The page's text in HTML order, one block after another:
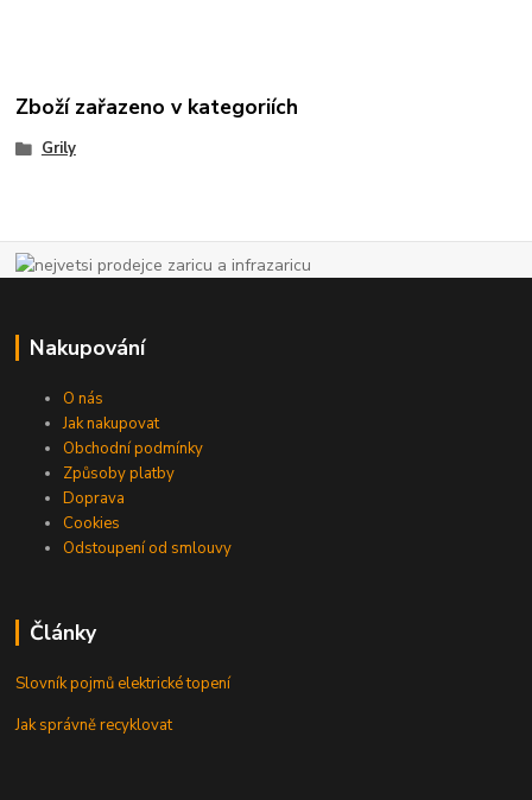
Zboží zařazeno v kategoriích
Grily
Nakupování
O nás
Jak nakupovat
Obchodní podmínky
Způsoby platby
Doprava
Cookies
Odstoupení od smlouvy
Články
Slovník pojmů elektrické topení
Jak správně recyklovat